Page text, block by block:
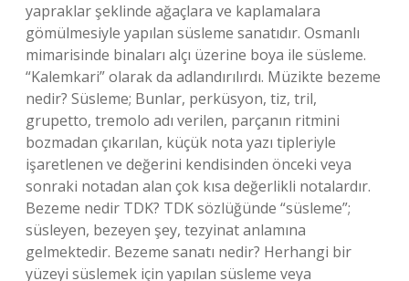
yapraklar şeklinde ağaçlara ve kaplamalara
gömülmesiyle yapılan süsleme sanatıdır. Osmanlı
mimarisinde binaları alçı üzerine boya ile süsleme.
“Kalemkari” olarak da adlandırılırdı. Müzikte bezeme
nedir? Süsleme; Bunlar, perküsyon, tiz, tril,
grupetto, tremolo adı verilen, parçanın ritmini
bozmadan çıkarılan, küçük nota yazı tipleriyle
işaretlenen ve değerini kendisinden önceki veya
sonraki notadan alan çok kısa değerlikli notalardır.
Bezeme nedir TDK? TDK sözlüğünde “süsleme”;
süsleyen, bezeyen şey, tezyinat anlamına
gelmektedir. Bezeme sanatı nedir? Herhangi bir
yüzeyi süslemek için yapılan süsleme veya